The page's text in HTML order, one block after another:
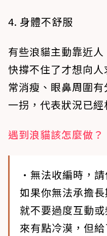
4. 身體不舒服
有些浪貓主動靠近
快撐不住了才想向
常消瘦、眼鼻周圍
一拐，代表狀況已經
遇到浪貓該怎麼做？
•無法收編時，
如果你無法承擔
就不要過度互動
來有點冷漠，但